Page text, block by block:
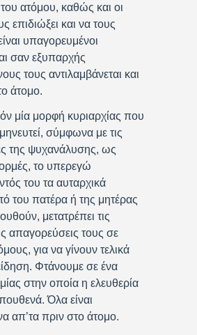
του ατόμου, καθώς και οι
επιδιώξει και να τους
υπαγορευμένοι
σαν εξυπαρχής
τους αντιλαμβάνεται και
άτομο.
μία μορφή κυριαρχίας που
σύμφωνα με τις
της ψυχανάλυσης, ως
ορμές, το υπερεγώ
του τα αυταρχικά
του πατέρα ή της μητέρας
μετατρέπει τις
απαγορεύσεις τους σε
για να γίνουν τελικά
Φτάνουμε σε ένα
στην οποία η ελευθερία
Όλα είναι
απ’τα πριν στο άτομο.